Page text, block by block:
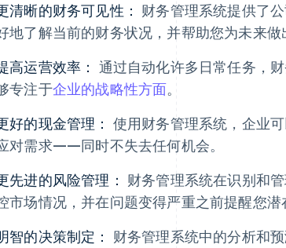
清晰的财务可见性： 财务管理系统提供了
地了解当前的财务状况，并帮助您为未来做
高运营效率： 通过自动化许多日常任务，
专注于企业的战略性方面。
好的现金管理： 使用财务管理系统，企业
对需求——同时不失去任何机会。
先进的风险管理： 财务管理系统在识别和
市场情况，并在问题变得严重之前提醒您潜
智的决策制定：
财务管理系统中的分析和